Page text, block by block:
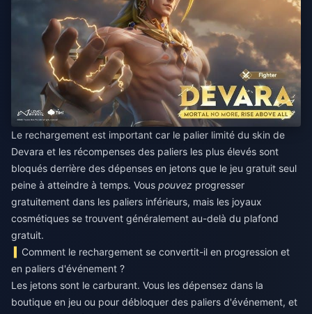
Le rechargement est important car le palier limité du skin de
Devara et les récompenses des paliers les plus élevés sont
bloqués derrière des dépenses en jetons que le jeu gratuit seul
peine à atteindre à temps. Vous pouvez progresser
gratuitement dans les paliers inférieurs, mais les joyaux
cosmétiques se trouvent généralement au-delà du plafond
gratuit.
Comment le rechargement se convertit-il en progression et
en paliers d'événement ?
Les jetons sont le carburant. Vous les dépensez dans la
boutique en jeu ou pour débloquer des paliers d'événement, et